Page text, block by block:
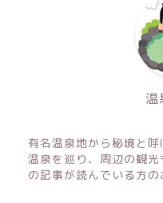
温
有名温泉地から秘境と
温泉を巡り、周辺の観
の記事が読んでいる方